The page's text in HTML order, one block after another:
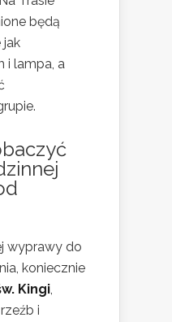
będą
jak
i lampa, a
wyprawy do
koniecznie
Kingi,
i